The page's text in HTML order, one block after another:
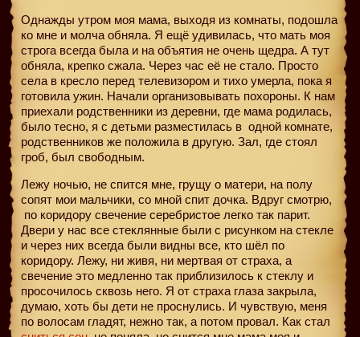
Однажды утром моя мама, выходя из комнаты, подошла
ко мне и молча обняла. Я ещё удивилась, что мать моя
строга всегда была и на объятия не очень щедра. А тут
обняла, крепко сжала. Через час её не стало. Просто
села в кресло перед телевизором и тихо умерла, пока я
готовила ужин. Начали организовывать похороны. К нам
приехали родственники из деревни, где мама родилась,
было тесно, я с детьми разместилась в одной комнате,
родственников же положила в другую. Зал, где стоял
гроб, был свободным.
Лежу ночью, не спится мне, грущу о матери, на полу
сопят мои мальчики, со мной спит дочка. Вдруг смотрю,
по коридору свечение серебристое легко так парит.
Двери у нас все стеклянные были с рисунком на стекле
и через них всегда были видны все, кто шёл по
коридору. Лежу, ни живя, ни мертвая от страха, а
свечение это медленно так приблизилось к стеклу и
просочилось сквозь него. Я от страха глаза закрыла,
думаю, хоть бы дети не проснулись. И чувствую, меня
по волосам гладят, нежно так, а потом провал. Как стал